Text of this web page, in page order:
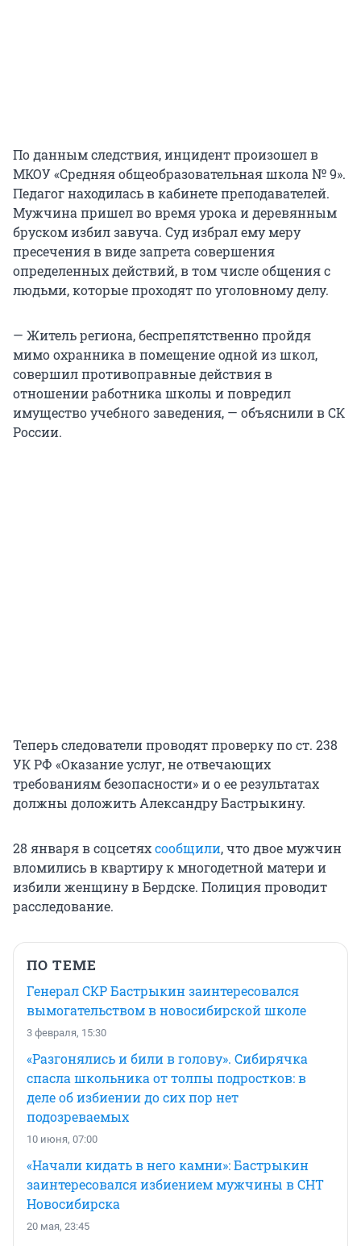
По данным следствия, инцидент произошел в
МКОУ «Средняя общеобразовательная школа № 9».
Педагог находилась в кабинете преподавателей.
Мужчина пришел во время урока и деревянным
бруском избил завуча. Суд избрал ему меру
пресечения в виде запрета совершения
определенных действий, в том числе общения с
людьми, которые проходят по уголовному делу.
— Житель региона, беспрепятственно пройдя
мимо охранника в помещение одной из школ,
совершил противоправные действия в
отношении работника школы и повредил
имущество учебного заведения, — объяснили в СК
России.
Теперь следователи проводят проверку по ст. 238
УК РФ «Оказание услуг, не отвечающих
требованиям безопасности» и о ее результатах
должны доложить Александру Бастрыкину.
28 января в соцсетяхсообщили, что двое мужчин
вломились в квартиру к многодетной матери и
избили женщину в Бердске. Полиция проводит
расследование.
ПО ТЕМЕ
Генерал СКР Бастрыкин заинтересовался
вымогательством в новосибирской школе
3 февраля, 15:30
«Разгонялись и били в голову». Сибирячка
спасла школьника от толпы подростков: в
деле об избиении до сих пор нет
подозреваемых
10 июня, 07:00
«Начали кидать в него камни»: Бастрыкин
заинтересовался избиением мужчины в СНТ
Новосибирска
20 мая, 23:45